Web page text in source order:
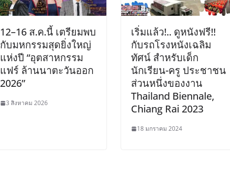
12–16 ส.ค.นี้ เตรียมพบ
กับมหกรรมสุดยิ่งใหญ่
แห่งปี “อุตสาหกรรม
แฟร์ ล้านนาตะวันออก
2026”
3 สิงหาคม 2026
เริ่มแล้ว!.. ดูหนังฟรี!!
กับรถโรงหนังเฉลิม
ทัศน์ สำหรับเด็ก
นักเรียน-ครู ประชาชน
ส่วนหนึ่งของงาน
Thailand Biennale,
Chiang Rai 2023
18 มกราคม 2024